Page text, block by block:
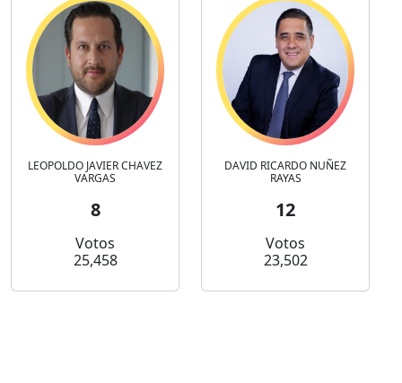
LEOPOLDO JAVIER CHAVEZ
VARGAS
8
Votos
25,458
DAVID RICARDO NUÑEZ
RAYAS
12
Votos
23,502